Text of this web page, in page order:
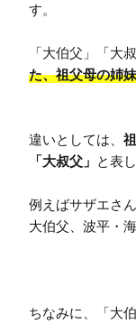
す。
「大伯父」「大
た、祖父母の姉
違いとしては、
「大叔父」 と表
例えばサザエさ
大伯父、波平・
ちなみに、「大